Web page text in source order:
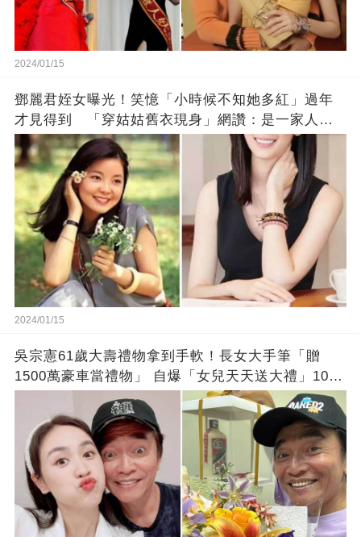
2024/01/15
鄧麗君姪女曝光！笑憶「小時候不知她多紅」過年
才見得到 「穿姑姑舊衣現身」網讚：是一家人沒
錯!
2024/01/15
吳宗憲61歲大壽禮物拿到手軟！長女大手筆「贈
1500萬豪車當禮物」 自爆「女兒天天送大禮」10年
徒弟也不甘示弱!